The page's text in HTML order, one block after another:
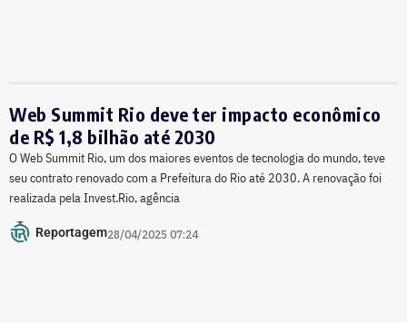
Web Summit Rio deve ter impacto econômico
de R$ 1,8 bilhão até 2030
O Web Summit Rio, um dos maiores eventos de tecnologia do mundo, teve
seu contrato renovado com a Prefeitura do Rio até 2030. A renovação foi
realizada pela Invest.Rio, agência
Reportagem28/04/2025 07:24